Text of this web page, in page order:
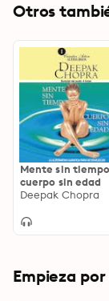
Otros
Mente sin
cuerpo sin edad
Deepak Chopra
Empieza